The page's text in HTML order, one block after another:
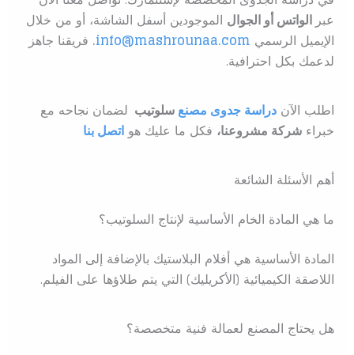
عبرالواتس أو الجوالالموجودين أسفل الشاشة، أو من خلال
الإيميل الرسمي info@mashrounaa.com
.فريقنا جاهز
لدعمك بكل احترافية.
اطلب الآن دراسة جدوى مصنعسلوتيب لضمان نجاحه مع
خبراء شركة مشروعنا،فكل ما عليك هو اتصل بنا
أهم الأسئلة الشائعة
ما هي المادة الخام الأساسية لإنتاج السلوتيب؟
المادة الأساسية هي أفلام البلاستيك بالإضافة إلى المواد
اللاصقة الكيميائية (الأكريليك) التي يتم طلاؤها على الفيلم.
هل يحتاج المصنع لعمالة فنية متخصصة؟